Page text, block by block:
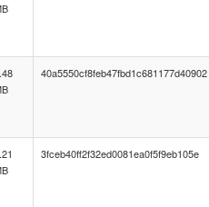
40a5550cf8feb47fbd1c681177d40902
3fceb40ff2f32ed0081ea0f5f9eb105e